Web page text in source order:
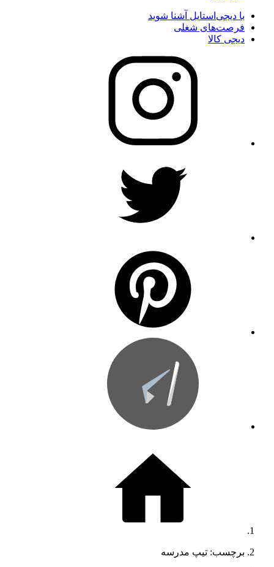
با دیجی‌استایل آشنا شوید
فرصت‌های شغلی
دیجی کالا
برچسب: تیپ مدرسه